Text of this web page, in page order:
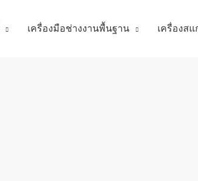
เครื่องมือช่างงานพื้นฐาน เครื่องส